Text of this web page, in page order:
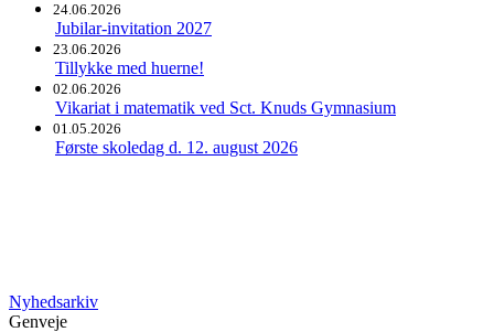
24.06.2026
Jubilar-invitation 2027
23.06.2026
Tillykke med huerne!
02.06.2026
Vikariat i matematik ved Sct. Knuds Gymnasium
01.05.2026
Første skoledag d. 12. august 2026
Nyhedsarkiv
Genveje